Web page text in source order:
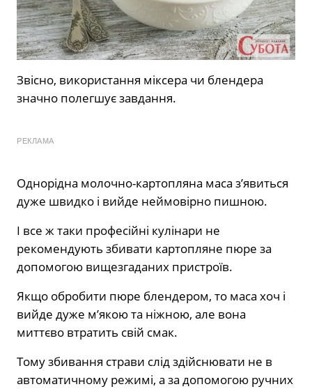
Звісно, ​​використання міксера чи блендера
значно полегшує завдання.
РЕКЛАМА
Однорідна молочно-картопляна маса з’явиться
дуже швидко і вийде неймовірно пишною.
І все ж таки професійні кулінари не
рекомендують збивати картопляне пюре за
допомогою вищезгаданих пристроїв.
Якщо обробити пюре блендером, то маса хоч і
вийде дуже м’якою та ніжною, але вона
миттєво втратить свій смак.
Тому збивання страви слід здійснювати не в
автоматичному режимі, а за допомогою ручних